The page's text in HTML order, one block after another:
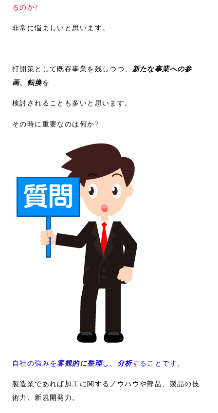
るのか?
非常に悩ましいと思います。
打開策として既存事業を残しつつ、 新たな事業への参
画、転換を
検討されることも多いと思います。
その時に重要なのは何か?
自社の強みを客観的に整理し、 分析することです。
製造業であれば加工に関するノウハウや部品、製品の技
術力、新規開発力。